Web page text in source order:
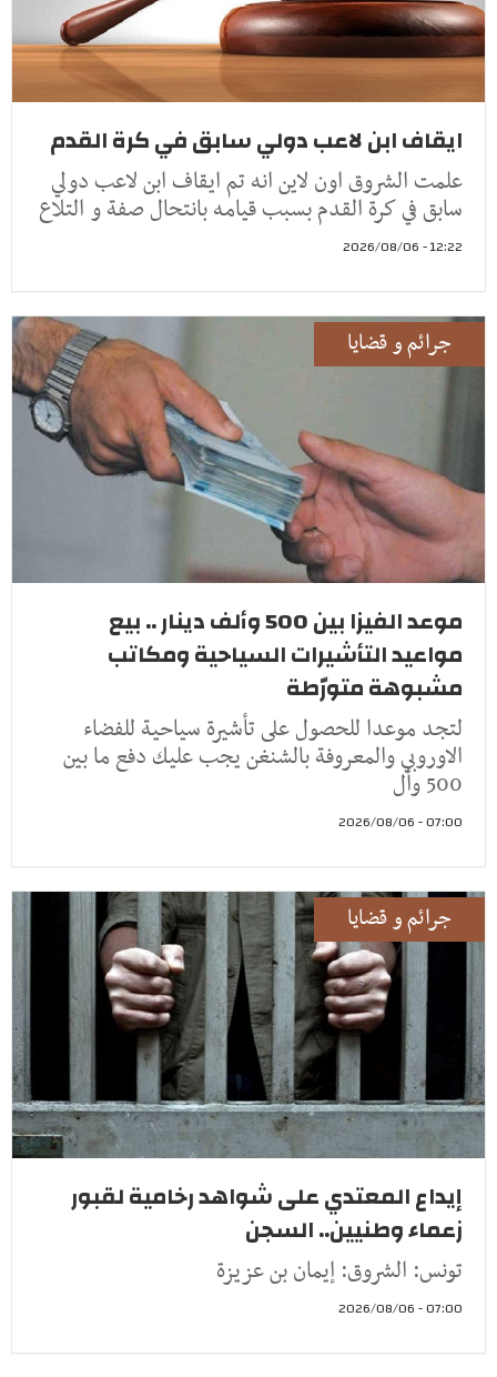
ايقاف ابن لاعب دولي سابق في كرة القدم
علمت الشروق اون لاين انه تم ايقاف ابن لاعب دولي
سابق في كرة القدم بسبب قيامه بانتحال صفة و التلاع
12:22 - 2026/08/06
جرائم و قضايا
موعد الفيزا بين 500 وألف دينار .. بيع
مواعيد التأشيرات السياحية ومكاتب
مشبوهة متورّطة
لتجد موعدا للحصول على تأشيرة سياحية للفضاء
الاوروبي والمعروفة بالشنغن يجب عليك دفع ما بين
500 وأل
07:00 - 2026/08/06
جرائم و قضايا
إيداع المعتدي على شواهد رخامية لقبور
زعماء وطنيين.. السجن
تونس: الشروق: إيمان بن عزيزة
07:00 - 2026/08/06